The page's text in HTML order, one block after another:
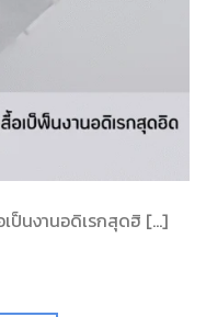
ป็นงานอดิเรกสุดฮิ […]